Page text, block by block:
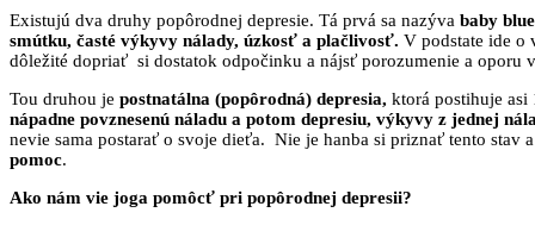
Existujú dva druhy popôrodnej depresie. Tá prvá sa nazýva baby
smútku, časté výkyvy nálady, úzkosť a plačlivosť. V podstate ide o
dôležité dopriať si dostatok odpočinku a nájsť porozumenie a oporu
Tou druhou je postnatálna (popôrodná) depresia, ktorá postihuje asi
nápadne povznesenú náladu a potom depresiu, výkyvy z jednej
nevie sama postarať o svoje dieťa. Nie je hanba si priznať tento
pomoc.
Ako nám vie joga pomôcť pri popôrodnej depresii?